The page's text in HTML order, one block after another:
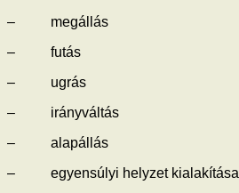
– megállás
– futás
– ugrás
– irányváltás
– alapállás
– egyensúlyi helyzet kialakítása